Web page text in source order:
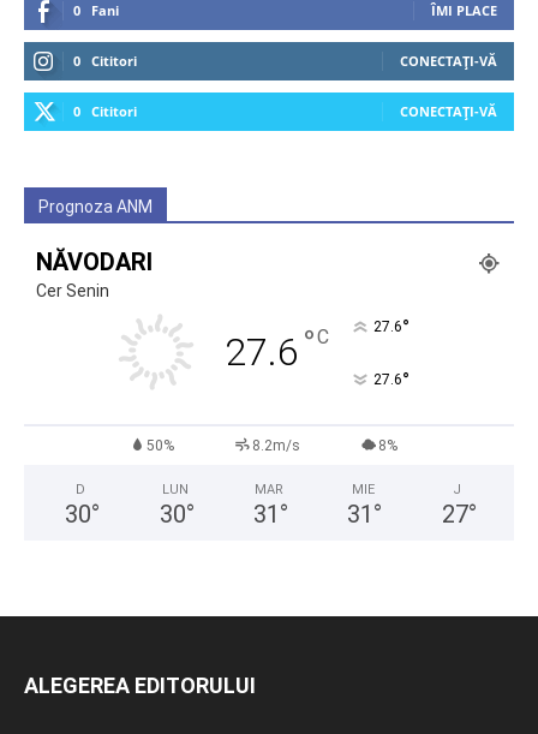
0 Fani ÎMI PLACE
0 Cititori CONECTAȚI-VĂ
0 Cititori CONECTAȚI-VĂ
Prognoza ANM
NĂVODARI
Cer Senin
27.6 °C 27.6°
27.6°
50% 8.2m/s 8%
D
30°
LUN
30°
MAR
31 °
MIE
31 °
J
27°
ALEGEREA EDITORULUI